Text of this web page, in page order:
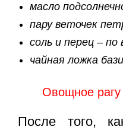
масло
пару веточек
соль и перец – по
чайная ложка
Овощное рагу
После того,